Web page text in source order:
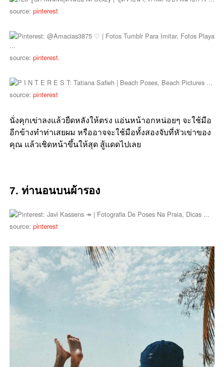
source: pinterest
source: pinterest.
source: pinterest
นั่งคุกเข่าลงแล้วยืดหลังให้ตรง แอ่นหน้าอกหน่อยๆ จะใช้มือ
อีกข้างทำท่าเสยผม หรืออาจจะใช้มือทั้งสองจับที่หัวเข่าของ
คุณ แล้วเชิดหน้าขึ้นให้สุด สู้แดดไปเลย
7. ท่านอนบนผ้ารอง
source: pinterest